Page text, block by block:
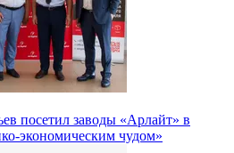
посетил заводы «Арлайт» в
экономическим чудом»